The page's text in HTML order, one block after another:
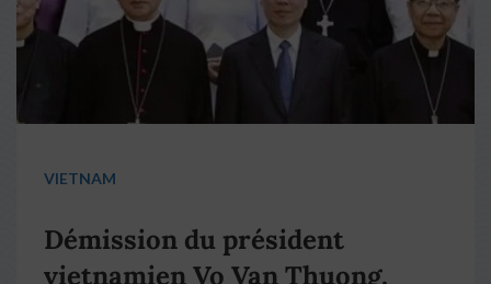
VIETNAM
Démission du président
vietnamien Vo Van Thuong,